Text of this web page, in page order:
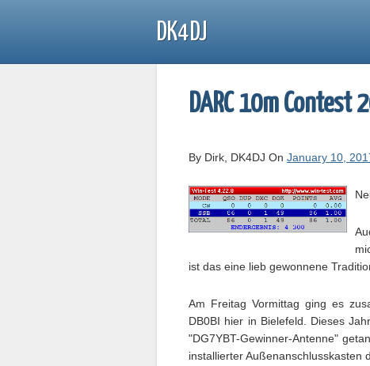
DK4DJ
DARC 10m Contest
By Dirk, DK4DJ On January 10,
ist das eine lieb gewonnene
Am Freitag Vormittag ging es
DB0BI hier in Bielefeld. Dieses
"DG7YBT-Gewinner-Antenne"
installierter Außenanschlusskasten